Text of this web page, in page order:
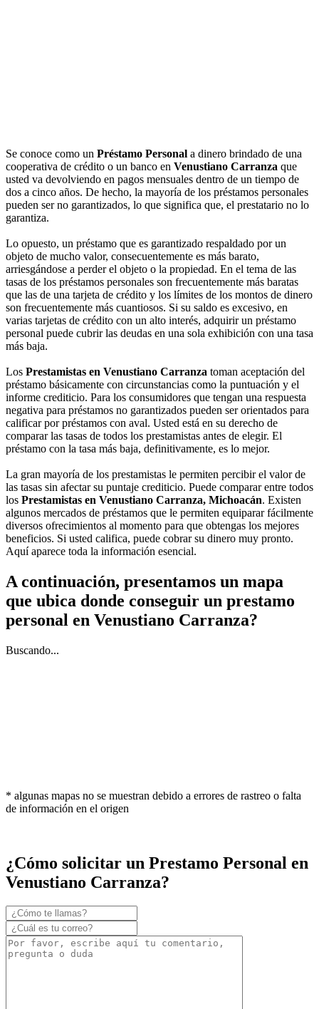
Se conoce como un Préstamo Personal a dinero brindado de una
cooperativa de crédito o un banco en Venustiano Carranza que
usted va devolviendo en pagos mensuales dentro de un tiempo de
dos a cinco años. De hecho, la mayoría de los préstamos personales
pueden ser no garantizados, lo que significa que, el prestatario no lo
garantiza.
Lo opuesto, un préstamo que es garantizado respaldado por un
objeto de mucho valor, consecuentemente es más barato,
arriesgándose a perder el objeto o la propiedad. En el tema de las
tasas de los préstamos personales son frecuentemente más baratas
que las de una tarjeta de crédito y los límites de los montos de dinero
son frecuentemente más cuantiosos. Si su saldo es excesivo, en
varias tarjetas de crédito con un alto interés, adquirir un préstamo
personal puede cubrir las deudas en una sola exhibición con una tasa
más baja.
Los Prestamistas en Venustiano Carranza toman aceptación del
préstamo básicamente con circunstancias como la puntuación y el
informe crediticio. Para los consumidores que tengan una respuesta
negativa para préstamos no garantizados pueden ser orientados para
calificar por préstamos con aval. Usted está en su derecho de
comparar las tasas de todos los prestamistas antes de elegir. El
préstamo con la tasa más baja, definitivamente, es lo mejor.
La gran mayoría de los prestamistas le permiten percibir el valor de
las tasas sin afectar su puntaje crediticio. Puede comparar entre todos
los Prestamistas en Venustiano Carranza, Michoacán. Existen
algunos mercados de préstamos que le permiten equiparar fácilmente
diversos ofrecimientos al momento para que obtengas los mejores
beneficios. Si usted califica, puede cobrar su dinero muy pronto.
Aquí aparece toda la información esencial.
A continuación, presentamos un mapa
que ubica donde conseguir un prestamo
personal en Venustiano Carranza?
Buscando...
* algunas mapas no se muestran debido a errores de rastreo o falta
de información en el origen
¿Cómo solicitar un Prestamo Personal en
Venustiano Carranza?